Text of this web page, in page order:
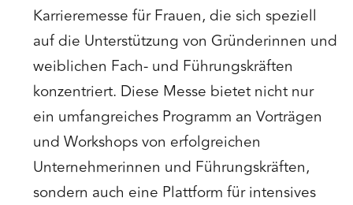
Karrieremesse für Frauen, die sich speziell
auf die Unterstützung von Gründerinnen und
weiblichen Fach- und Führungskräften
konzentriert. Diese Messe bietet nicht nur
ein umfangreiches Programm an Vorträgen
und Workshops von erfolgreichen
Unternehmerinnen und Führungskräften,
sondern auch eine Plattform für intensives